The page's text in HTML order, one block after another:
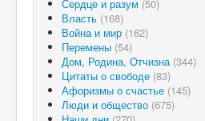
Сердце и разум (50)
Власть (168)
Война и мир (162)
Перемены (54)
Дом, Родина, Отчизна (344)
Цитаты о свободе (83)
Афоризмы о счастье (145)
Люди и общество (675)